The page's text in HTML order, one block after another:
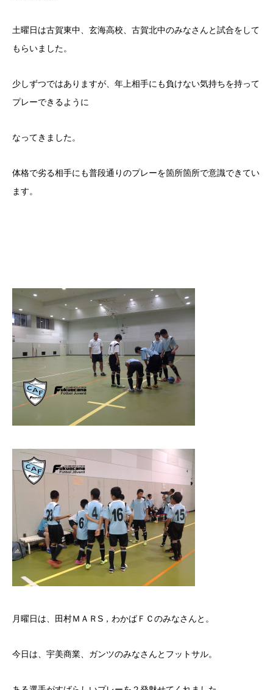
土曜日は古賀東中、玄海高校、古賀北中のみなさんと試合をして
もらいました。
少しずつではありますが、年上相手にも負けない気持ちを持って
プレーできるように
なってきました。
体格で劣る相手にも普段通りのプレーを箇所箇所で意識できてい
ます。
月曜日は、田村ＭＡＲS，わかばＦＣのみなさんと。
今日は、宇美商業、ガンツのみなさんとフットサル。